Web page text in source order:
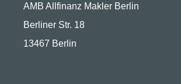
AMB Allfinanz Makler Berlin
Berliner Str. 18
13467 Berlin